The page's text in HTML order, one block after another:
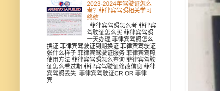
2023-2024年驾驶证怎么
考？菲律宾驾照相关学习
终结
菲律宾驾照怎么考 菲律宾
驾驶证怎么买 菲律宾驾照
一天办理 菲律宾驾照怎么
换证 菲律宾驾驶证到期换证 菲律宾驾驶证
张什么样子 菲律宾驾驶证服务 菲律宾驾照
使用方法 菲律宾驾照怎么查询 菲律宾驾驶
证怎么看过期 菲律宾驾驶证修改信息 菲律
宾驾照丢失 菲律宾驾驶证CR OR 菲律
宾...